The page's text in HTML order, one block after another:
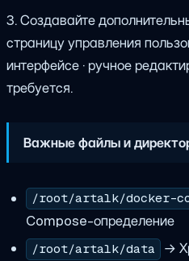
3. Создавайте
страницу управления
интерфейсе · ручное
требуется.
Важные файлы и
/root/artalk/docker-
Compose-определение
/root/artalk/data
→